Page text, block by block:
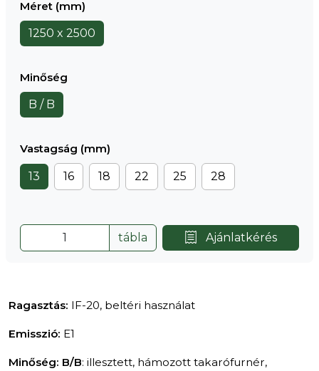
Méret (mm)
1250 x 2500
Minőség
B / B
Vastagság (mm)
13 16 18 22 25 28
tábla Ajánlatkérés
Ragasztás: IF-20, beltéri használat
Emisszió: E1
Minőség: B/B: illesztett, hámozott takarófurnér,